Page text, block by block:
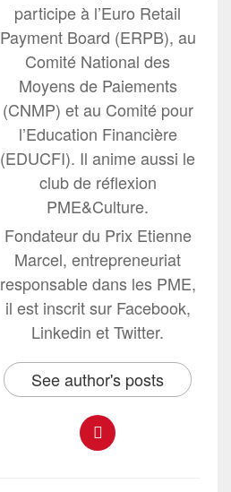
participe à l’Euro Retail
Payment Board (ERPB), au
Comité National des
Moyens de Paiements
(CNMP) et au Comité pour
l’Education Financière
(EDUCFI). Il anime aussi le
club de réflexion
PME&Culture.
Fondateur du Prix Etienne
Marcel, entrepreneuriat
responsable dans les PME,
il est inscrit sur Facebook,
Linkedin et Twitter.
See author's posts